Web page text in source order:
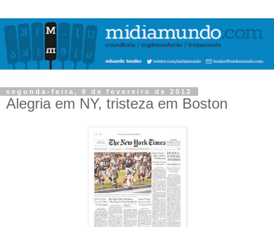
segunda-feira, 6 de fevereiro de 2012
Alegria em NY, tristeza em Boston